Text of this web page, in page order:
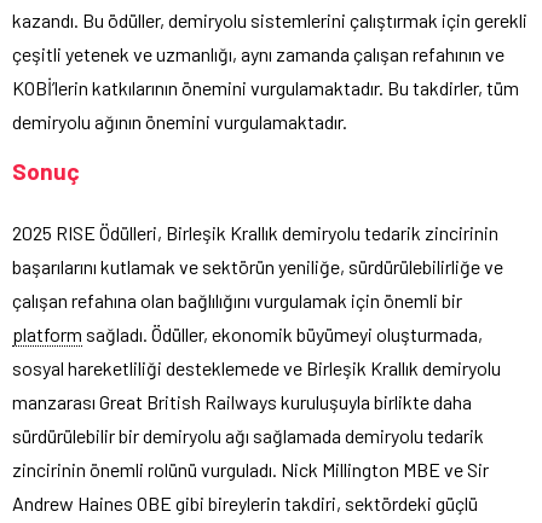
kazandı. Bu ödüller, demiryolu sistemlerini çalıştırmak için gerekli
çeşitli yetenek ve uzmanlığı, aynı zamanda çalışan refahının ve
KOBİ’lerin katkılarının önemini vurgulamaktadır. Bu takdirler, tüm
demiryolu ağının önemini vurgulamaktadır.
Sonuç
2025 RISE Ödülleri, Birleşik Krallık demiryolu tedarik zincirinin
başarılarını kutlamak ve sektörün yeniliğe, sürdürülebilirliğe ve
çalışan refahına olan bağlılığını vurgulamak için önemli bir
platform sağladı. Ödüller, ekonomik büyümeyi oluşturmada,
sosyal hareketliliği desteklemede ve Birleşik Krallık demiryolu
manzarası Great British Railways kuruluşuyla birlikte daha
sürdürülebilir bir demiryolu ağı sağlamada demiryolu tedarik
zincirinin önemli rolünü vurguladı. Nick Millington MBE ve Sir
Andrew Haines OBE gibi bireylerin takdiri, sektördeki güçlü